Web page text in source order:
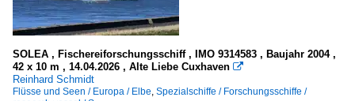
SOLEA , Fischereiforschungsschiff , IMO 9314583 , Baujahr 2004 ,
42 x 10 m , 14.04.2026 , Alte Liebe Cuxhaven 
Reinhard Schmidt
Flüsse und Seen / Europa / Elbe, Spezialschiffe / Forschungsschiffe /